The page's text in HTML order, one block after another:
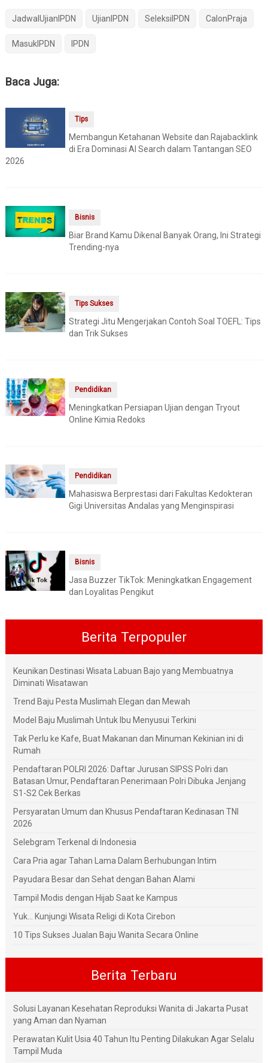
JadwalUjianIPDN UjianIPDN SeleksiIPDN CalonPraja
MasukIPDN IPDN
Baca Juga:
Tips
Membangun Ketahanan Website dan Rajabacklink
di Era Dominasi AI Search dalam Tantangan SEO
2026
Bisnis
Biar Brand Kamu Dikenal Banyak Orang, Ini Strategi
Trending-nya
Tips Sukses
Strategi Jitu Mengerjakan Contoh Soal TOEFL: Tips
dan Trik Sukses
Pendidikan
Meningkatkan Persiapan Ujian dengan Tryout
Online Kimia Redoks
Pendidikan
Mahasiswa Berprestasi dari Fakultas Kedokteran
Gigi Universitas Andalas yang Menginspirasi
Bisnis
Jasa Buzzer TikTok: Meningkatkan Engagement
dan Loyalitas Pengikut
Berita Terpopuler
Keunikan Destinasi Wisata Labuan Bajo yang Membuatnya
Diminati Wisatawan
Trend Baju Pesta Muslimah Elegan dan Mewah
Model Baju Muslimah Untuk Ibu Menyusui Terkini
Tak Perlu ke Kafe, Buat Makanan dan Minuman Kekinian ini di
Rumah
Pendaftaran POLRI 2026: Daftar Jurusan SIPSS Polri dan
Batasan Umur, Pendaftaran Penerimaan Polri Dibuka Jenjang
S1-S2 Cek Berkas
Persyaratan Umum dan Khusus Pendaftaran Kedinasan TNI
2026
Selebgram Terkenal di Indonesia
Cara Pria agar Tahan Lama Dalam Berhubungan Intim
Payudara Besar dan Sehat dengan Bahan Alami
Tampil Modis dengan Hijab Saat ke Kampus
Yuk... Kunjungi Wisata Religi di Kota Cirebon
10 Tips Sukses Jualan Baju Wanita Secara Online
Berita Terbaru
Solusi Layanan Kesehatan Reproduksi Wanita di Jakarta Pusat
yang Aman dan Nyaman
Perawatan Kulit Usia 40 Tahun Itu Penting Dilakukan Agar Selalu
Tampil Muda